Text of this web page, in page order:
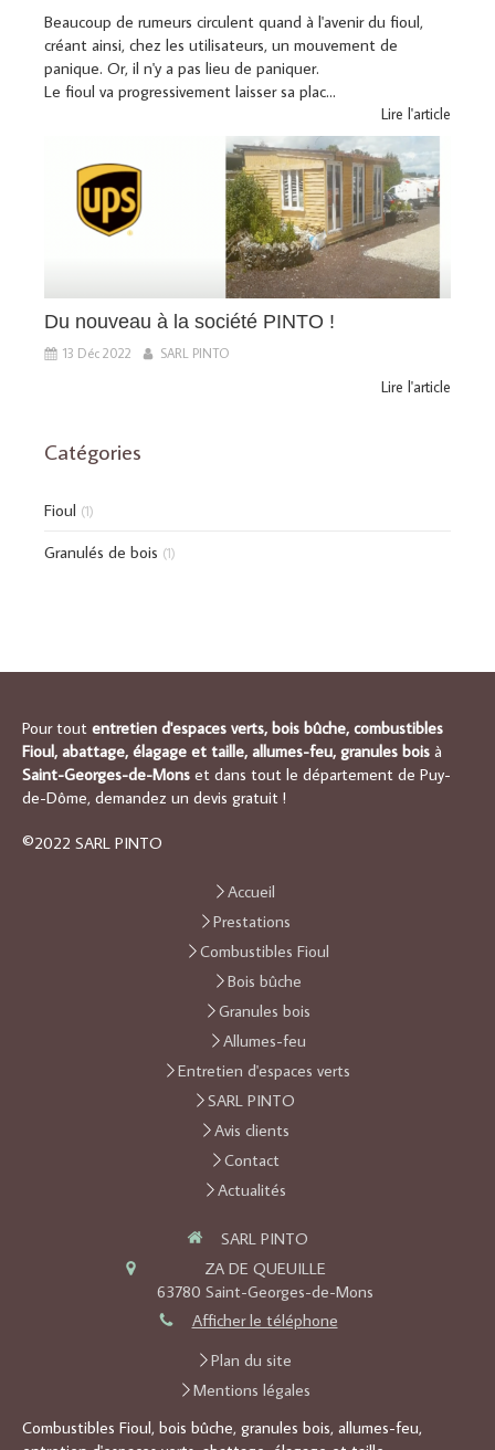
Beaucoup de rumeurs circulent quand à l'avenir du fioul,
créant ainsi, chez les utilisateurs, un mouvement de
panique. Or, il n'y a pas lieu de paniquer.
Le fioul va progressivement laisser sa plac...
Lire l'article
Du nouveau à la société PINTO !
13 Déc 2022 SARL PINTO
Lire l'article
Catégories
Fioul (1)
Granulés de bois (1)
Pour tout entretien d'espaces verts, bois bûche, combustibles
Fioul, abattage, élagage et taille, allumes-feu, granules bois à
Saint-Georges-de-Mons et dans tout le département de Puy-
de-Dôme, demandez un devis gratuit !
©2022 SARL PINTO
Accueil
Prestations
Combustibles Fioul
Bois bûche
Granules bois
Allumes-feu
Entretien d'espaces verts
SARL PINTO
Avis clients
Contact
Actualités
SARL PINTO
ZA DE QUEUILLE
63780 Saint-Georges-de-Mons
Afficher le téléphone
Plan du site
Mentions légales
Combustibles Fioul, bois bûche, granules bois, allumes-feu,